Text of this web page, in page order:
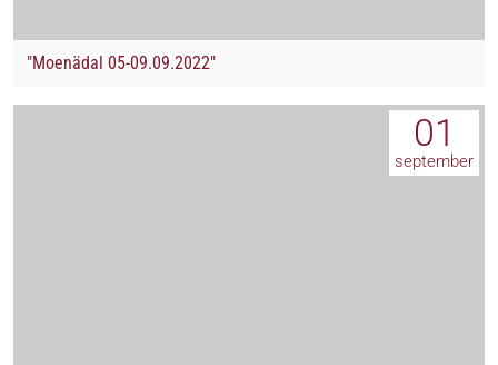
"Moenädal 05-09.09.2022"
01
september